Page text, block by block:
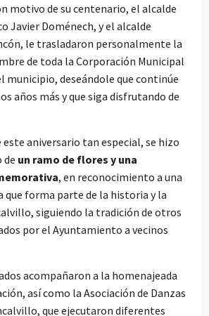
motivo de su centenario, el alcalde
Javier Doménech, y el alcalde
le trasladaron personalmente la
de toda la Corporación Municipal
municipio, deseándole que continúe
años más y que siga disfrutando de
este aniversario tan especial, se hizo
de un ramo de flores y una
, en reconocimiento a una
que forma parte de la historia y la
siguiendo la tradición de otros
por el Ayuntamiento a vecinos
acompañaron a la homenajeada
así como la Asociación de Danzas
que ejecutaron diferentes